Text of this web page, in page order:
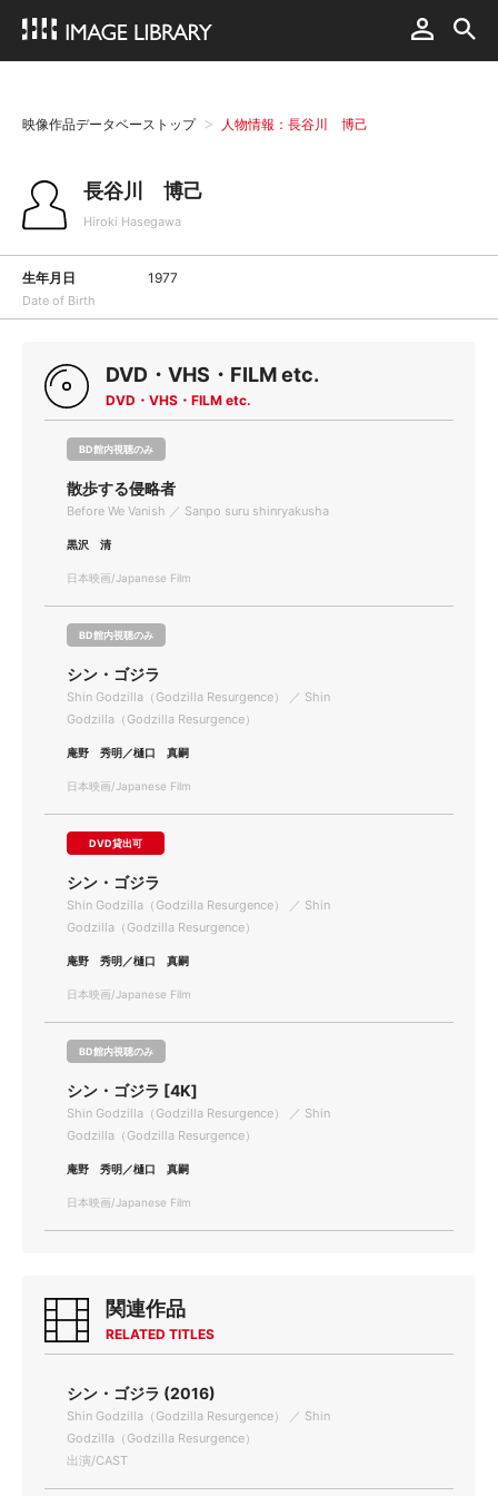
映像作品データベーストップ 人物情報：長谷川 博己
長谷川 博己
Hiroki Hasegawa
生年月日
Date of Birth
1977
DVD・VHS・FILM etc.
DVD・VHS・FILM etc.
BD館内視聴のみ
散歩する侵略者
Before We Vanish ／ Sanpo suru shinryakusha
黒沢 清
日本映画/Japanese Film
BD館内視聴のみ
シン・ゴジラ
Shin Godzilla（Godzilla Resurgence） ／ Shin
Godzilla（Godzilla Resurgence）
庵野 秀明／樋口 真嗣
日本映画/Japanese Film
DVD貸出可
シン・ゴジラ
Shin Godzilla（Godzilla Resurgence） ／ Shin
Godzilla（Godzilla Resurgence）
庵野 秀明／樋口 真嗣
日本映画/Japanese Film
BD館内視聴のみ
シン・ゴジラ [4K]
Shin Godzilla（Godzilla Resurgence） ／ Shin
Godzilla（Godzilla Resurgence）
庵野 秀明／樋口 真嗣
日本映画/Japanese Film
関連作品
RELATED TITLES
シン・ゴジラ (2016)
Shin Godzilla（Godzilla Resurgence） ／ Shin
Godzilla（Godzilla Resurgence）
出演/CAST